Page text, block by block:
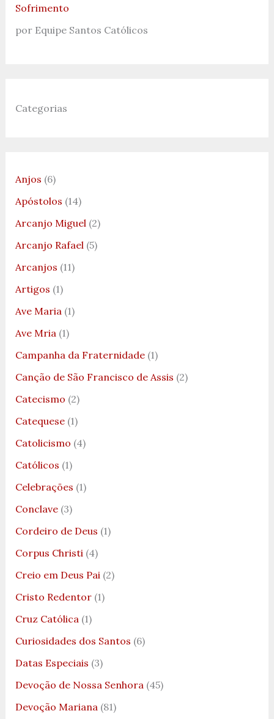
Sofrimento
por Equipe Santos Católicos
Categorias
Anjos (6)
Apóstolos (14)
Arcanjo Miguel (2)
Arcanjo Rafael (5)
Arcanjos (11)
Artigos (1)
Ave Maria (1)
Ave Mria (1)
Campanha da Fraternidade(1)
Canção de São Francisco de Assis (2)
Catecismo (2)
Catequese(1)
Catolicismo (4)
Católicos (1)
Celebrações (1)
Conclave(3)
Cordeiro de Deus (1)
Corpus Christi (4)
Creio em Deus Pai (2)
Cristo Redentor(1)
Cruz Católica (1)
Curiosidades dos Santos (6)
Datas Especiais (3)
Devoção de Nossa Senhora (45)
Devoção Mariana (81)